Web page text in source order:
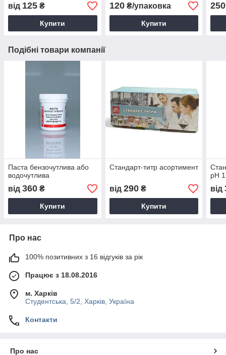
від 125 ₴
Купити
120₴/упаковка
Купити
250
Подібні товари компанії
Паста бензочутлива або
водочутлива
від 360 ₴
Купити
Стандарт-титр асортимент
від 290₴
Купити
рН
від
Про нас
100% позитивних з 16 відгуків за рік
Працює з 18.08.2016
м. Харків
Студентська, 5/2, Харків, Україна
Контакти
Про нас